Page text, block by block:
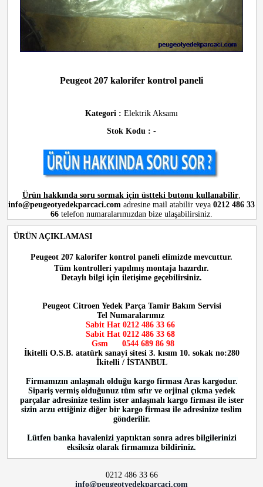
Peugeot 207 kalorifer kontrol paneli
Kategori : Elektrik Aksamı
Stok Kodu : -
Ürün hakkında soru sormak için üstteki butonu kullanabilir
info@peugeotyedekparcaci.com adresine mail atabilir veya 0212 486 33
66 telefon numaralarımızdan bize ulaşabilirsiniz.
ÜRÜN AÇIKLAMASI
Peugeot 207 kalorifer kontrol paneli elimizde mevcuttur.
Tüm kontrolleri yapılmış montaja hazırdır.
Detaylı bilgi için iletişime geçebilirsiniz.
Peugeot Citroen Yedek Parça Tamir Bakım Servisi
Tel Numaralarımız
Sabit Hat 0212 486 33 66
Sabit Hat 0212 486 33 68
Gsm 0544 689 86 98
İkitelli O.S.B. atatürk sanayi sitesi 3. kısım 10. sokak no:280
İkitelli / İSTANBUL
Firmamızın anlaşmalı olduğu kargo firması Aras kargodur.
Sipariş vermiş olduğunuz tüm sıfır ve orjinal çıkma yedek
parçalar adresinize teslim ister anlaşmalı kargo firması ile ister
sizin arzu ettiğiniz diğer bir kargo firması ile adresinize teslim
gönderilir.
Lütfen banka havalenizi yaptıktan sonra adres bilgilerinizi
eksiksiz olarak firmamıza bildiriniz.
0212 486 33 66
info@peugeotyedekparcaci.com